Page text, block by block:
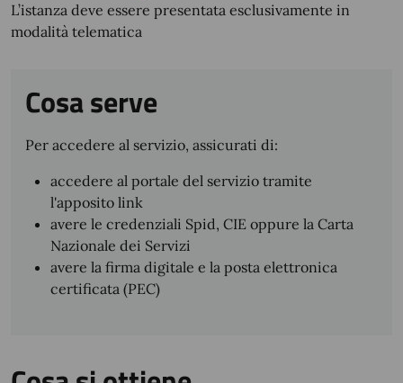
L’istanza deve essere presentata esclusivamente in
modalità telematica
Cosa serve
Per accedere al servizio, assicurati di:
accedere al portale del servizio tramite
l'apposito link
avere le credenziali Spid, CIE oppure la Carta
Nazionale dei Servizi
avere la firma digitale e la posta elettronica
certificata (PEC)